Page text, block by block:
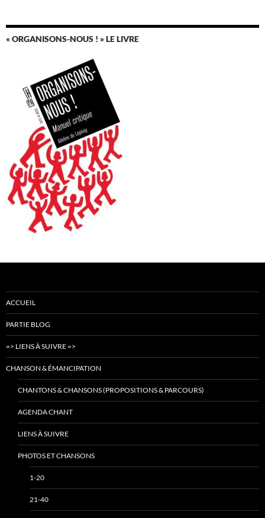
« ORGANISONS-NOUS ! » LE LIVRE
ACCUEIL
PARTIE BLOG
=> LIENS À SUIVRE =>
CHANSON & ÉMANCIPATION
CHANTONS & CHANSONS (PROPOSITIONS & PARCOURS)
AGENDA CHANT
LIENS À SUIVRE
PHOTOS ET CHANSONS
1-20
21-40